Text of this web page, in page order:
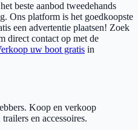
beste aanbod tweedehands
Ons platform is het goedkoopste
een advertentie plaatsen! Zoek
direct contact op met de
uw boot gratis in
Koop en verkoop
en accessoires.